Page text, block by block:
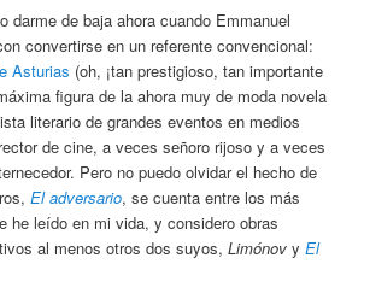
darme de baja ahora cuando Emmanuel
convertirse en un referente convencional:
Asturias (oh, ¡tan prestigioso, tan importante
figura de la ahora muy de moda novela
literario de grandes eventos en medios
de cine, a veces señoro rijoso y a veces
Pero no puedo olvidar el hecho de
El adversario, se cuenta entre los más
he leído en mi vida, y considero obras
al menos otros dos suyos,Limónov yEl